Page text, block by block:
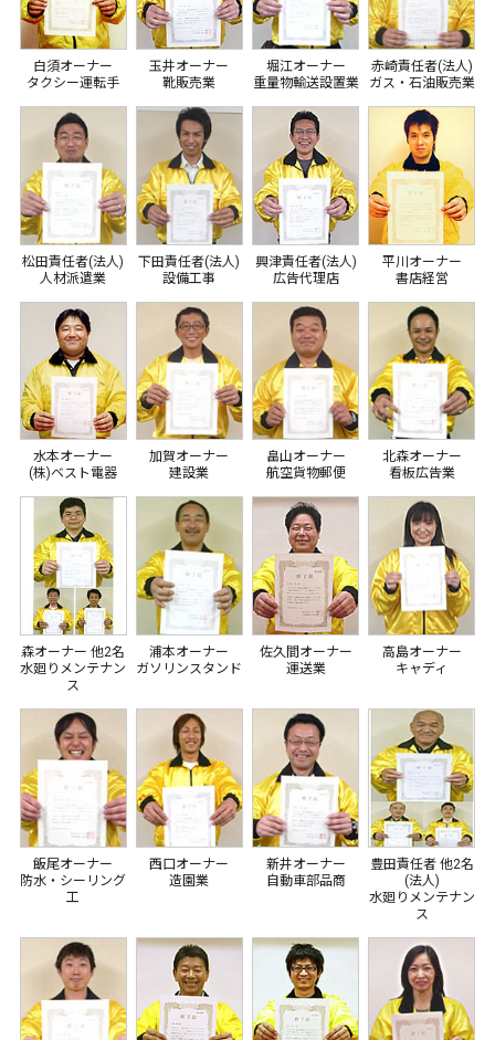
白須オーナー
タクシー運転手
玉井オーナー
靴販売業
堀江オーナー
重量物輸送設置業
赤崎責任者(法人)
ガス・石油販売業
松田責任者(法人)
人材派遣業
下田責任者(法人)
設備工事
興津責任者(法人)
広告代理店
平川オーナー
書店経営
水本オーナー
(株)ベスト電器
加賀オーナー
建設業
畠山オーナー
航空貨物郵便
北森オーナー
看板広告業
森オーナー 他2名
水廻りメンテナン
ス
浦本オーナー
ガソリンスタンド
佐久間オーナー
運送業
高島オーナー
キャディ
飯尾オーナー
防水・シーリング
工
西口オーナー
造園業
新井オーナー
自動車部品商
豊田責任者 他2名
(法人)
水廻りメンテナン
ス